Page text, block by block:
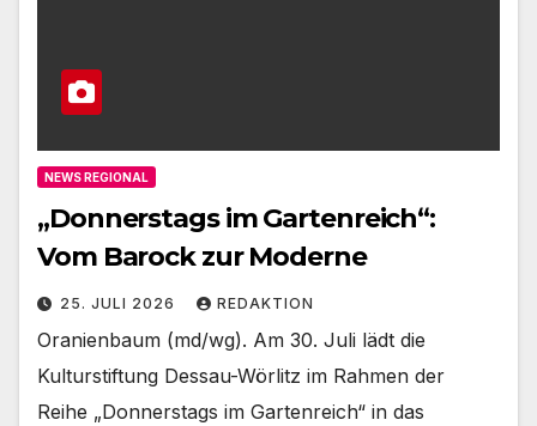
NEWS REGIONAL
„Donnerstags im Gartenreich“:
Vom Barock zur Moderne
25. JULI 2026 REDAKTION
Oranienbaum (md/wg). Am 30. Juli lädt die
Kulturstiftung Dessau-Wörlitz im Rahmen der
Reihe „Donnerstags im Gartenreich“ in das